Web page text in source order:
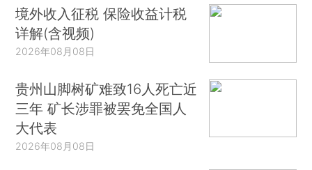
境外收入征税 保险收益计税
详解(含视频)
2026年08月08日
贵州山脚树矿难致16人死亡近
三年 矿长涉罪被罢免全国人
大代表
2026年08月08日